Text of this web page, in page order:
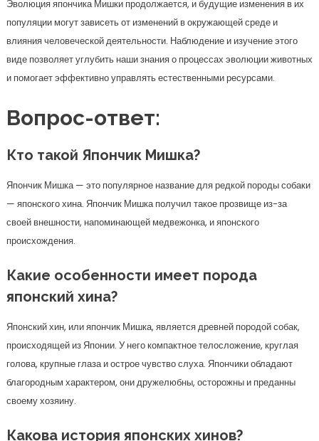
Эволюция япончика Мишки продолжается, и будущие изменения в их
популяции могут зависеть от изменений в окружающей среде и
влияния человеческой деятельности. Наблюдение и изучение этого
виде позволяет углубить наши знания о процессах эволюции животных
и помогает эффективно управлять естественными ресурсами.
Вопрос-ответ:
Кто такой Япончик Мишка?
Япончик Мишка — это популярное название для редкой породы собаки
— японского хина. Япончик Мишка получил такое прозвище из-за
своей внешности, напоминающей медвежонка, и японского
происхождения.
Какие особенности имеет порода
японский хина?
Японский хин, или япончик Мишка, является древней породой собак,
происходящей из Японии. У него компактное телосложение, круглая
голова, крупные глаза и острое чувство слуха. Япончики обладают
благородным характером, они дружелюбны, осторожны и преданны
своему хозяину.
Какова история японских хинов?